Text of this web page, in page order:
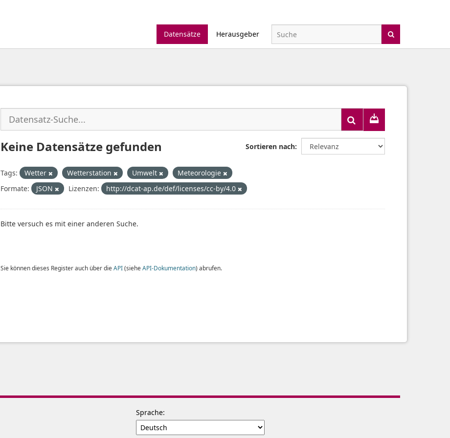
Datensätze
Herausgeber
Sortieren nach
Keine Datensätze gefunden
Tags: Wetter Wetterstation Umwelt
Meteorologie
Formate:
JSON Lizenzen: http://dcat-ap.de/def/licenses/cc-by/4.0
Bitte versuch es mit einer anderen Suche.
Sie können dieses Register auch über die API(siehe API-Dokumentation) abrufen.
Sprache